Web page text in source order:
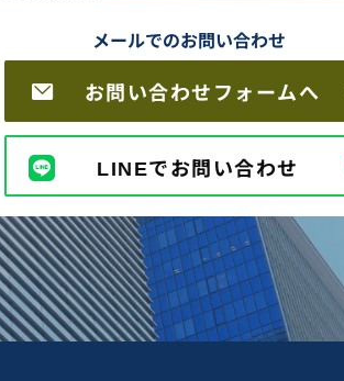
メールでのお問い合わせ
お問い合わせフォームへ
LINEでお問い合わせ